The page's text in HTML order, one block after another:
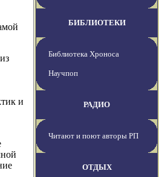
и
БИБЛИОТЕКИ
Библиотека Хроноса
Научпоп
РАДИО
Читают и поют авторы РП
ОТДЫХ